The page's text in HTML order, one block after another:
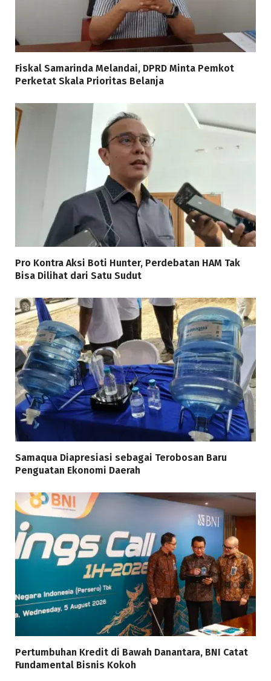
Fiskal Samarinda Melandai, DPRD Minta Pemkot
Perketat Skala Prioritas Belanja
Pro Kontra Aksi Boti Hunter, Perdebatan HAM Tak
Bisa Dilihat dari Satu Sudut
Samaqua Diapresiasi sebagai Terobosan Baru
Penguatan Ekonomi Daerah
Pertumbuhan Kredit di Bawah Danantara, BNI Catat
Fundamental Bisnis Kokoh